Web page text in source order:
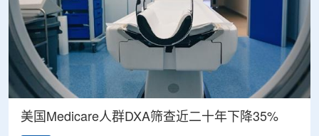
美国Medicare人群DXA筛查近二十年下降35%